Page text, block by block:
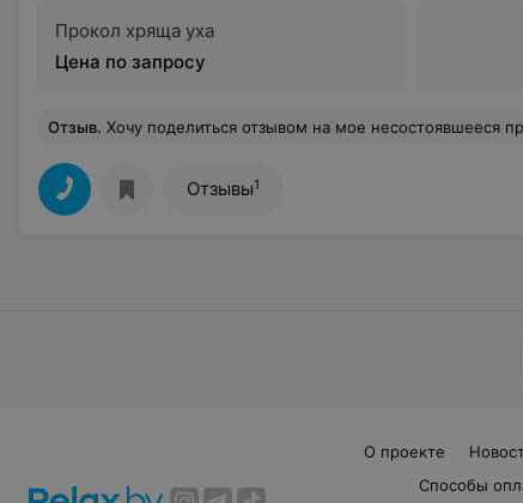
Прокол хряща уха
Цена по запросу
Отзыв. Хочу поделиться отзывом на мое несостоявшееся преображение. Записалась онлайн на сегодня на 16-30 на коррекцию бровей. Пришла в салон, а мне администратор говорит, что не могут меня принять, потому что мастер одна, а записей у нее несколько, как я поняла. Блеск! Вот это уровень сервиса! Отменила все остальные свои записи в этот салон,
Отзывы1
О проекте
Способы